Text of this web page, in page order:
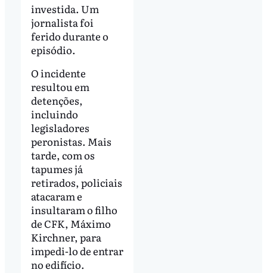
investida. Um
jornalista foi
ferido durante o
episódio.
O incidente
resultou em
detenções,
incluindo
legisladores
peronistas. Mais
tarde, com os
tapumes já
retirados, policiais
atacaram e
insultaram o filho
de CFK, Máximo
Kirchner, para
impedi-lo de entrar
no edifício.